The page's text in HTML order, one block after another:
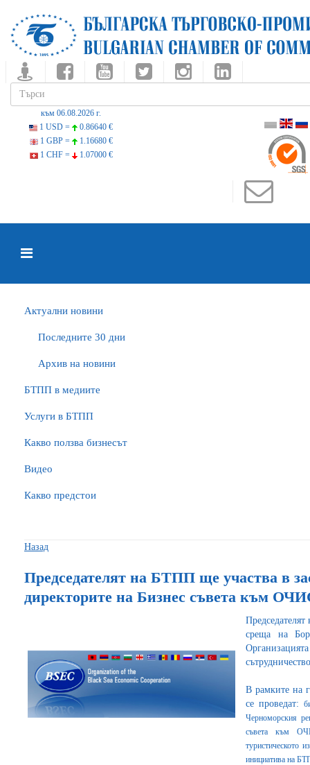
към 06.08.2026 г.
1 USD =
0.86640 €
1 GBP =
1.16680 €
1 CHF =
1.07000 €
Актуални новини
Последните 30 дни
Архив на новини
БTПП в медиите
Услуги в БТПП
Какво ползва бизнесът
Видео
Какво предстои
Назад
Председателят на БТПП ще участва в
директорите на Бизнес съвета към
среща на
В рамките на
се проведат:
Черноморския
съвета към
туристическото
инициатива на